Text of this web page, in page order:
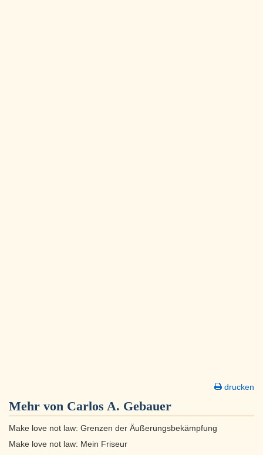
drucken
Mehr von Carlos A. Gebauer
Make love not law: Grenzen der Äußerungsbekämpfung
Make love not law: Mein Friseur